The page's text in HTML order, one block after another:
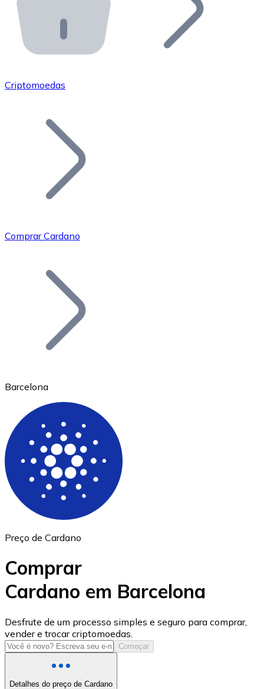
API Bitnovo
Integre nossa API no seu ecossistema.
Junte-se à nossa rede de revendedores e comercialize
Adicione o token do seu projeto ao nosso serviço de
Bitcoin
Ethereum
ETH
USD Coin
USDC
Criptomoedas
Comprar Cardano
Barcelona
Preço de Cardano
Comprar
Cardano em Barcelona
Desfrute de um processo simples e seguro para comprar,
vender e trocar criptomoedas.
Começar
Detalhes do preço de Cardano